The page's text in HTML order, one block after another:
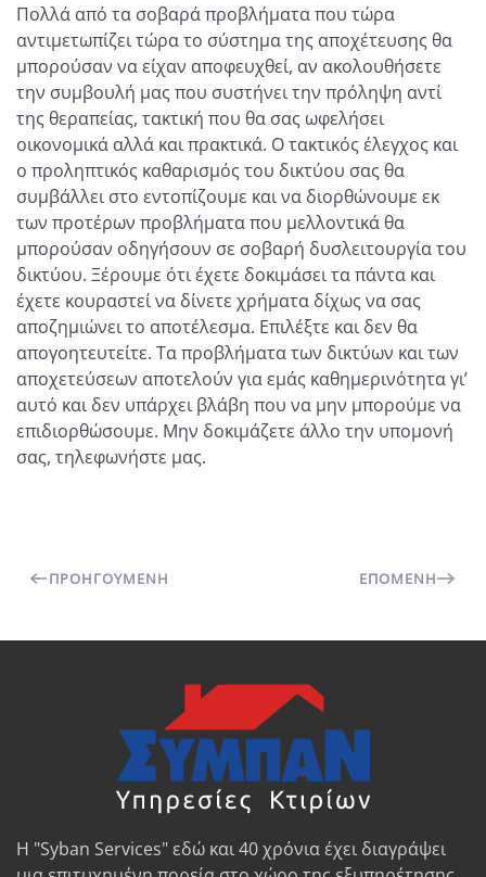
Πολλά από τα σοβαρά προβλήματα που τώρα
αντιμετωπίζει τώρα το σύστημα της αποχέτευσης θα
μπορούσαν να είχαν αποφευχθεί, αν ακολουθήσετε
την συμβουλή μας που συστήνει την πρόληψη αντί
της θεραπείας, τακτική που θα σας ωφελήσει
οικονομικά αλλά και πρακτικά. Ο τακτικός έλεγχος και
ο προληπτικός καθαρισμός του δικτύου σας θα
συμβάλλει στο εντοπίζουμε και να διορθώνουμε εκ
των προτέρων προβλήματα που μελλοντικά θα
μπορούσαν οδηγήσουν σε σοβαρή δυσλειτουργία του
δικτύου. Ξέρουμε ότι έχετε δοκιμάσει τα πάντα και
έχετε κουραστεί να δίνετε χρήματα δίχως να σας
αποζημιώνει το αποτέλεσμα. Επιλέξτε και δεν θα
απογοητευτείτε. Τα προβλήματα των δικτύων και των
αποχετεύσεων αποτελούν για εμάς καθημερινότητα γι’
αυτό και δεν υπάρχει βλάβη που να μην μπορούμε να
επιδιορθώσουμε. Μην δοκιμάζετε άλλο την υπομονή
σας, τηλεφωνήστε μας.
ΠΡΟΗΓΟΎΜΕΝΗ ΕΠΌΜΕΝΗ
Η "Syban Services" εδώ και 40 χρόνια έχει διαγράψει